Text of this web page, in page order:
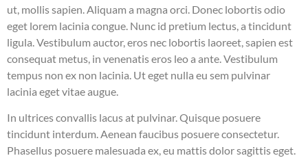
ut, mollis sapien. Aliquam a magna orci. Donec lobortis odio
eget lorem lacinia congue. Nunc id pretium lectus, a tincidunt
ligula. Vestibulum auctor, eros nec lobortis laoreet, sapien est
consequat metus, in venenatis eros leo a ante. Vestibulum
tempus non ex non lacinia. Ut eget nulla eu sem pulvinar
lacinia eget vitae augue.
In ultrices convallis lacus at pulvinar. Quisque posuere
tincidunt interdum. Aenean faucibus posuere consectetur.
Phasellus posuere malesuada ex, eu mattis dolor sagittis eget.